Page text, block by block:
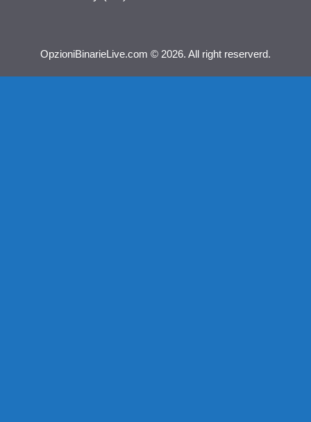
OpzioniBinarieLive.com © 2026. All right reserverd.